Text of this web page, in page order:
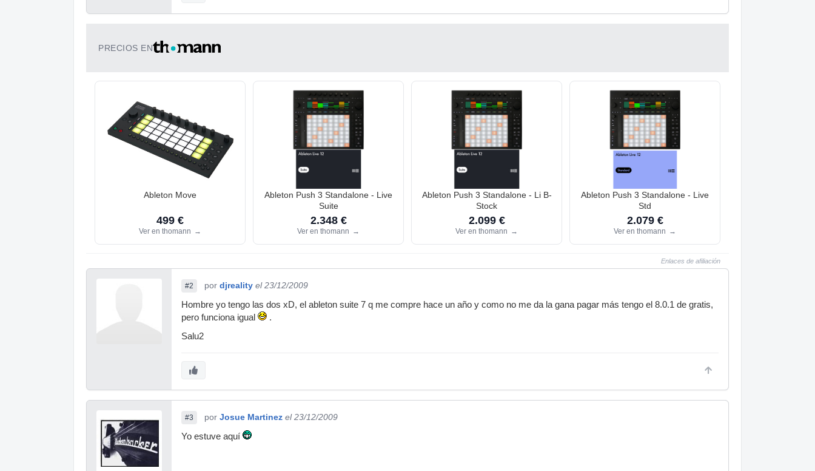
PRECIOS EN
Ableton Move
499 €
Ver en thomann →
Ableton Push 3 Standalone - Live
Suite
2.348 €
Ver en thomann →
Ableton Push 3 Standalone - Li B-
Stock
2.099 €
Ver en thomann →
Ableton Push 3 Standalone - Live
Std
2.079 €
Ver en thomann →
Enlaces de afiliación
#2 por djreality el 23/12/2009
Hombre yo tengo las dos xD, el ableton suite 7 q me compre hace un año y como no me da la gana pagar más tengo el 8.0.1 de gratis,
pero funciona igual
.
Salu2
#3 por Josue Martinez el 23/12/2009
Yo estuve aquí